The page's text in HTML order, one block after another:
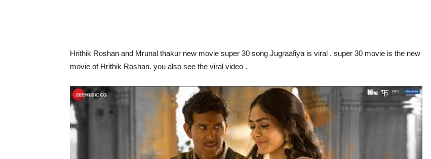
Hrithik Roshan and Mrunal thakur new movie super 30 song Jugraafiya is viral . super 30 movie is the new
movie of Hrithik Roshan. you also see the viral video .